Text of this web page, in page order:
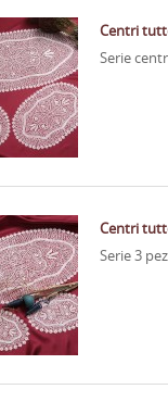
Centri
Serie
Centri
Serie 3